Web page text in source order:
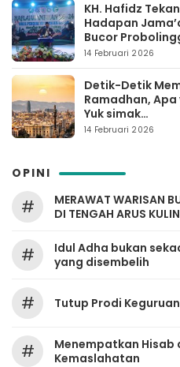
KH. Hafidz
Hadapan
Bucor
14 Februari 2026
Detik-Detik
Ramadhan,
Yuk simak…
14 Februari 2026
OPINI
#
MERAWAT WARISAN
DI TENGAH ARUS
#
Idul Adha bukan
yang disembelih
# Tutup Prodi
#
Menempatkan Hisab
Kemaslahatan